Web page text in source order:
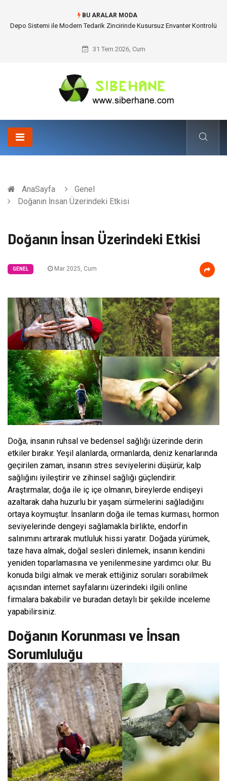
BU ARALAR MODA
Akrilik Boyama Seti ile Evinizde Dijitalden Uzak Bir Deşarj Alanı Tasarlayın
31 Tem 2026, Cum
AnaSayfa
Genel
Doğanın İnsan Üzerindeki Etkisi
Doğanın İnsan Üzerindeki Etkisi
GENEL Mar 2025, Cum
Doğa, insanın ruhsal ve bedensel sağlığı üzerinde derin
etkiler bırakır. Yeşil alanlarda, ormanlarda, deniz kenarlarında
geçirilen zaman, insanın stres seviyelerini düşürür, kalp
sağlığını iyileştirir ve zihinsel sağlığı güçlendirir.
Araştırmalar, doğa ile iç içe olmanın, bireylerde endişeyi
azaltarak daha huzurlu bir yaşam sürmelerini sağladığını
ortaya koymuştur. İnsanların doğa ile temas kurması, hormon
seviyelerinde dengeyi sağlamakla birlikte, endorfin
salınımını artırarak mutluluk hissi yaratır. Doğada yürümek,
taze hava almak, doğal sesleri dinlemek, insanın kendini
yeniden toparlamasına ve yenilenmesine yardımcı olur. Bu
konuda bilgi almak ve merak ettiğiniz soruları sorabilmek
açısından internet sayfalarını üzerindeki ilgili online
firmalara bakabilir ve buradan detaylı bir şekilde inceleme
yapabilirsiniz.
Doğanın Korunması ve İnsan
Sorumluluğu